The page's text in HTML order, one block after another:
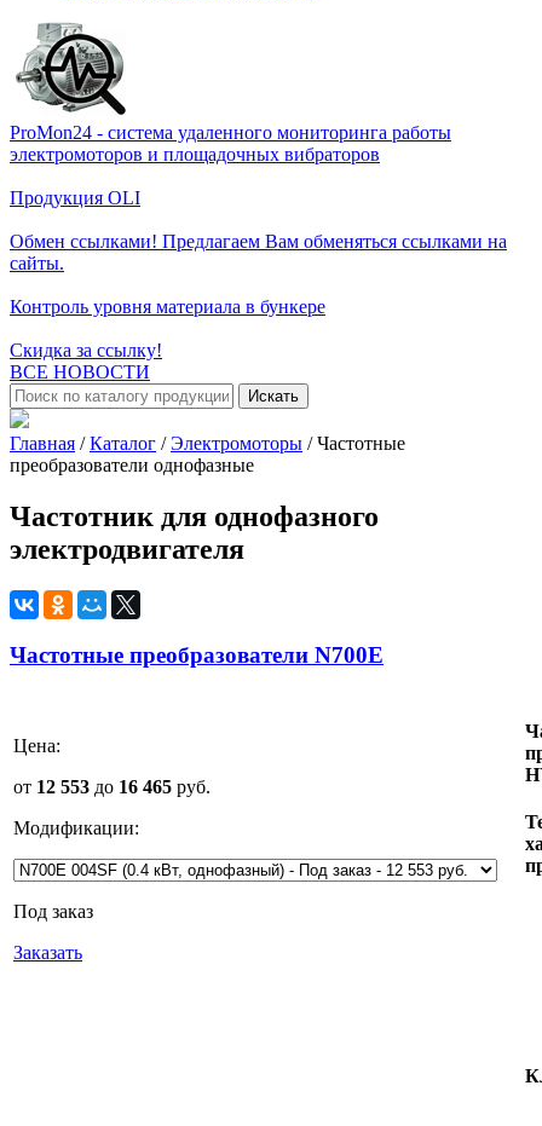
ProMon24 - система удаленного мониторинга работы
электромоторов и площадочных вибраторов
Продукция OLI
Обмен ссылками! Предлагаем Вам обменяться ссылками на
сайты.
Контроль уровня материала в бункере
Скидка за ссылку!
ВСЕ НОВОСТИ
Искать
Главная / Каталог / Электромоторы / Частотные
преобразователи однофазные
Частотник для однофазного
электродвигателя
Частотные преобразователи N700E
Цена:
от 12 553 до 16 465 руб.
Модификации:
Под заказ
Заказать